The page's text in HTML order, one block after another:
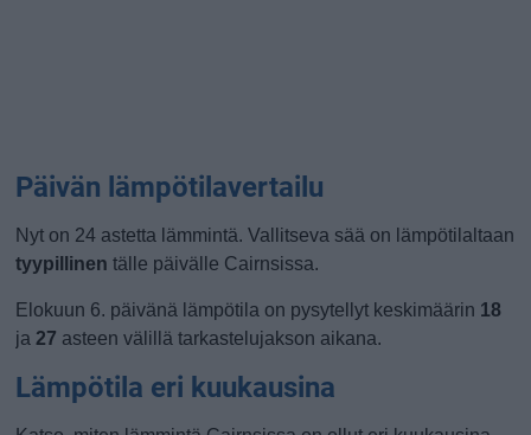
Päivän lämpötilavertailu
Nyt on 24 astetta lämmintä. Vallitseva sää on lämpötilaltaan
tyypillinen tälle päivälle Cairnsissa.
Elokuun 6. päivänä lämpötila on pysytellyt keskimäärin 18
ja27 asteen välillä tarkastelujakson aikana.
Lämpötila eri kuukausina